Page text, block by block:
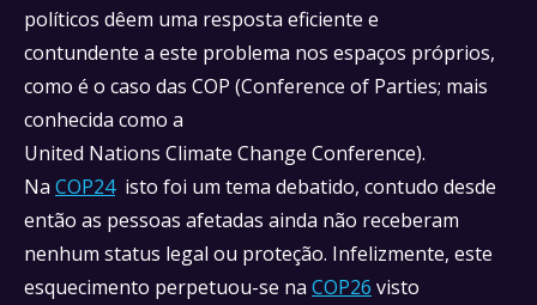
políticos dêem uma resposta eficiente e
contundente a este problema nos espaços próprios,
como é o caso das COP (Conference of Parties; mais
conhecida como a
United Nations Climate Change Conference).
Na COP24isto foi um tema debatido, contudo desde
então as pessoas afetadas ainda não receberam
nenhum status legal ou proteção. Infelizmente, este
esquecimento perpetuou-se na COP26 visto